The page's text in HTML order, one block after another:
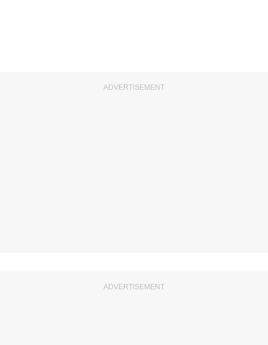
ADVERTISEMENT
ADVERTISEMENT